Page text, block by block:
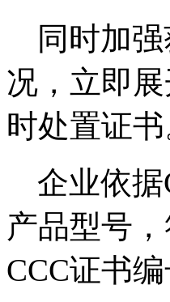
同时加
况，立即
时处置证书
企业依据
产品型号
CCC证书编